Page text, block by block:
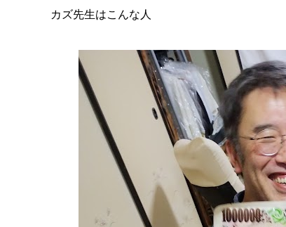
カズ先生はこんな人